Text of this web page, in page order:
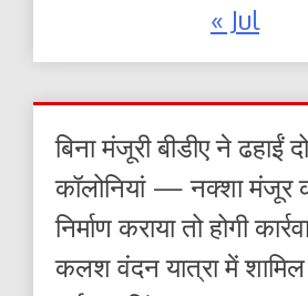
« Jul
बिना मंजूरी बीडीए ने ढहाईं
कॉलोनियां — नक्शा मंजूर
निर्माण कराया तो होगी
कलश वंदन यात्रा में शामिल